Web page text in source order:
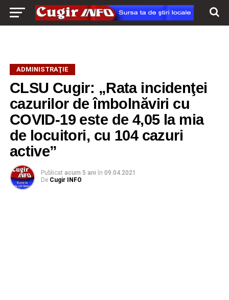
ADMINISTRAŢIE
CLSU Cugir: „Rata incidenţei
cazurilor de îmbolnăviri cu
COVID-19 este de 4,05 la mia
de locuitori, cu 104 cazuri
active”
Publicat acum 5 ani în 09.04.2021
De Cugir INFO